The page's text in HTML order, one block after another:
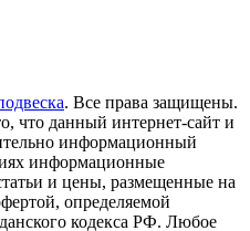
. Все права защищены.
что данный интернет-сайт и
информационный
информационные
и цены, размещенные на
определяемой
кодекса РФ. Любое